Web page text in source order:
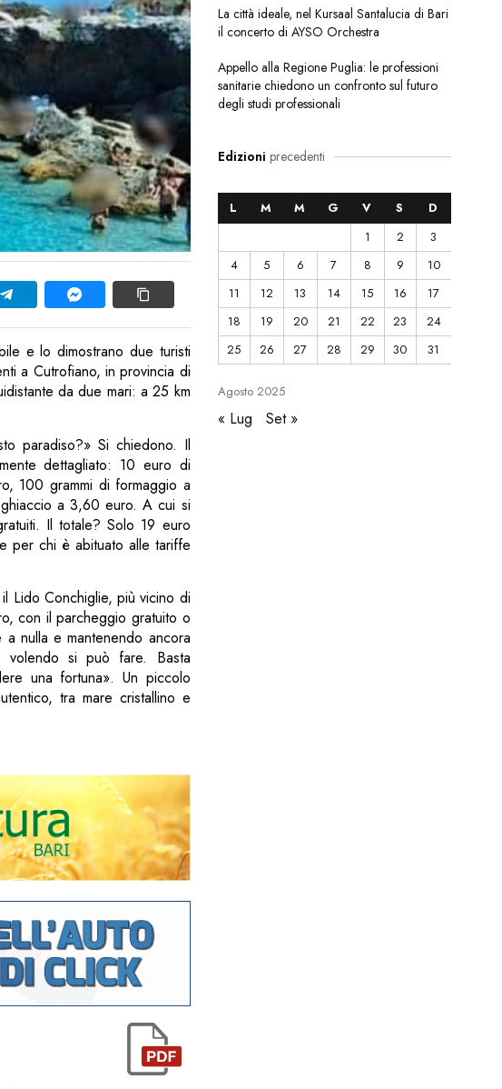
e lo dimostrano due turisti
a Cutrofiano, in provincia di
da due mari: a 25 km
paradiso?» Si chiedono. Il
dettagliato: 10 euro di
100 grammi di formaggio a
a 3,60 euro. A cui si
Il totale? Solo 19 euro
per chi è abituato alle tariffe
Lido Conchiglie, più vicino di
con il parcheggio gratuito o
nulla e mantenendo ancora
si può fare. Basta
una fortuna». Un piccolo
tra mare cristallino e
La città ideale, nel Kursaal Santalucia di Bari
il concerto di AYSO Orchestra
Appello alla Regione Puglia: le professioni
sanitarie chiedono un confronto sul futuro
degli studi professionali
Edizioni precedenti
Agosto2025
L M M G V S
D
1
2
3
4
5 6 7 8 9
10
11
12 13 14 15 16
17
18
19 20 21 22 23
24
25
26 27 28 29 30 31
« Lug Set »